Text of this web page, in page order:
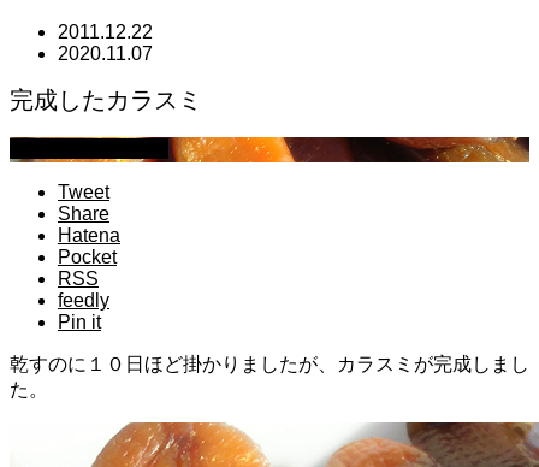
2011.12.22
2020.11.07
完成したカラスミ
Tweet
Share
Hatena
Pocket
RSS
feedly
Pin it
乾すのに１０日ほど掛かりましたが、カラスミが完成しまし
た。